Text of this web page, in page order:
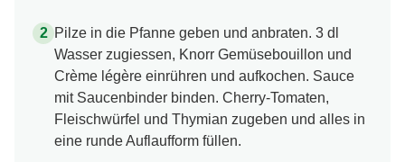
Pilze in die Pfanne geben und anbraten. 3 dl
Wasser zugiessen, Knorr Gemüsebouillon und
Crème légère einrühren und aufkochen. Sauce
mit Saucenbinder binden. Cherry-Tomaten,
Fleischwürfel und Thymian zugeben und alles in
eine runde Auflaufform füllen.